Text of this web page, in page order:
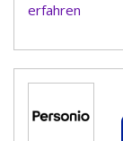
erfahren